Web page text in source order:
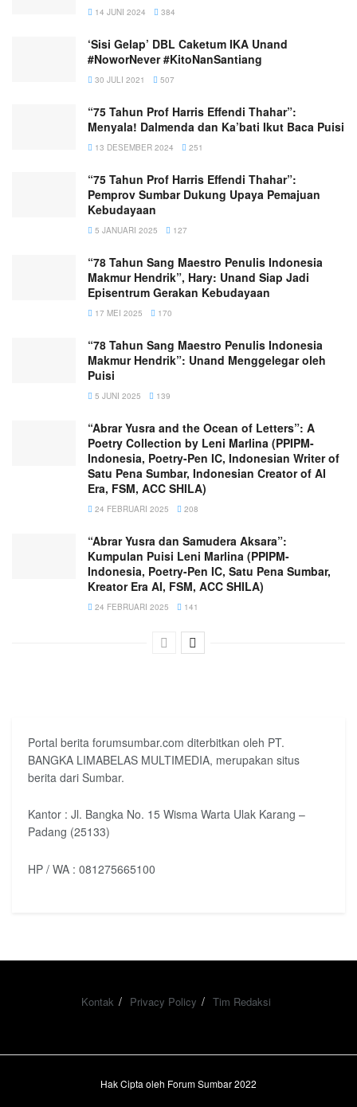
14 JUNI 2024 384
‘Sisi Gelap’ DBL Caketum IKA Unand
#NoworNever #KitoNanSantiang
30 JULI 2021 507
“75 Tahun Prof Harris Effendi Thahar”:
Menyala! Dalmenda dan Ka’bati Ikut Baca Puisi
13 DESEMBER 2024 251
“75 Tahun Prof Harris Effendi Thahar”:
Pemprov Sumbar Dukung Upaya Pemajuan
Kebudayaan
5 JANUARI 2025 127
“78 Tahun Sang Maestro Penulis Indonesia
Makmur Hendrik”, Hary: Unand Siap Jadi
Episentrum Gerakan Kebudayaan
17 MEI 2025 170
“78 Tahun Sang Maestro Penulis Indonesia
Makmur Hendrik”: Unand Menggelegar oleh
Puisi
5 JUNI 2025 139
“Abrar Yusra and the Ocean of Letters”: A
Poetry Collection by Leni Marlina (PPIPM-
Indonesia, Poetry-Pen IC, Indonesian Writer of
Satu Pena Sumbar, Indonesian Creator of AI
Era, FSM, ACC SHILA)
24 FEBRUARI 2025 208
“Abrar Yusra dan Samudera Aksara”:
Kumpulan Puisi Leni Marlina (PPIPM-
Indonesia, Poetry-Pen IC, Satu Pena Sumbar,
Kreator Era AI, FSM, ACC SHILA)
24 FEBRUARI 2025 141
Portal berita forumsumbar.com diterbitkan oleh PT.
BANGKA LIMABELAS MULTIMEDIA, merupakan situs
berita dari Sumbar.
Kantor : Jl. Bangka No. 15 Wisma Warta Ulak Karang –
Padang (25133)
HP / WA : 081275665100
Kontak Privacy Policy Tim Redaksi
Hak Cipta oleh Forum Sumbar 2022